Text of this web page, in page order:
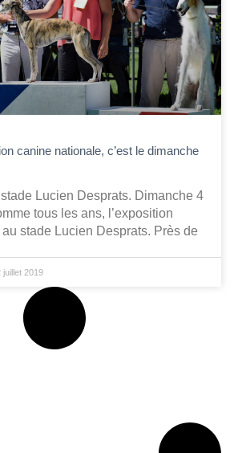
canine nationale, c’est le dimanche
Lucien Desprats. Dimanche 4
tous les ans, l’exposition
stade Lucien Desprats. Près de
juillet 2019